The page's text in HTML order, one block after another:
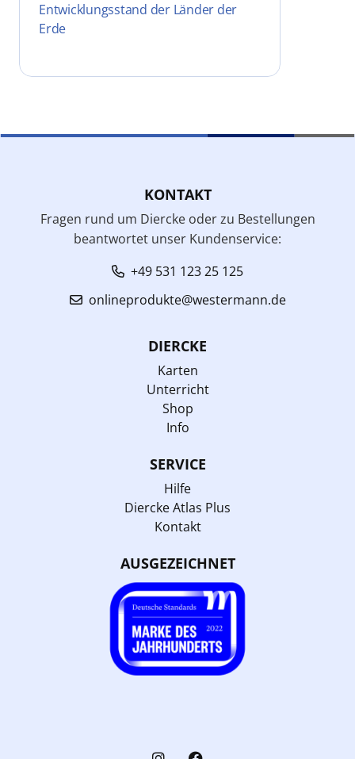
Entwicklungsstand der Länder der
Erde
KONTAKT
Fragen rund um Diercke oder zu Bestellungen
beantwortet unser Kundenservice:
+49 531 123 25 125
onlineprodukte@westermann.de
DIERCKE
Karten
Unterricht
Shop
Info
SERVICE
Hilfe
Diercke Atlas Plus
Kontakt
AUSGEZEICHNET